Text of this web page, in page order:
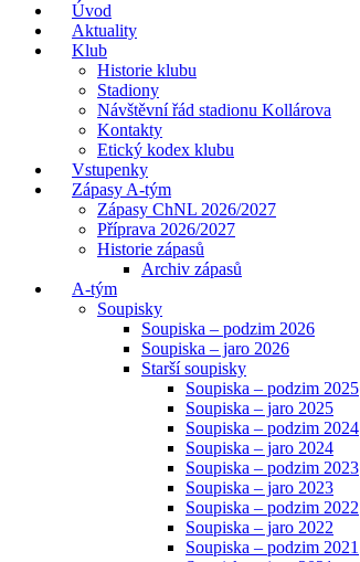
Úvod
Aktuality
Klub
Historie klubu
Stadiony
Návštěvní řád stadionu Kollárova
Kontakty
Etický kodex klubu
Vstupenky
Zápasy A-tým
Zápasy ChNL 2026/2027
Příprava 2026/2027
Historie zápasů
Archiv zápasů
A-tým
Soupisky
Soupiska – podzim 2026
Soupiska – jaro 2026
Starší soupisky
Soupiska – podzim 2025
Soupiska – jaro 2025
Soupiska – podzim 2024
Soupiska – jaro 2024
Soupiska – podzim 2023
Soupiska – jaro 2023
Soupiska – podzim 2022
Soupiska – jaro 2022
Soupiska – podzim 2021